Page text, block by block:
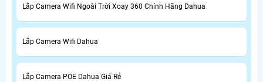
Lắp Camera Wifi Ngoài Trời Xoay 360 Chính Hãng Dahua
Lắp Camera Wifi Dahua
Lắp Camera POE Dahua Giá Rẻ